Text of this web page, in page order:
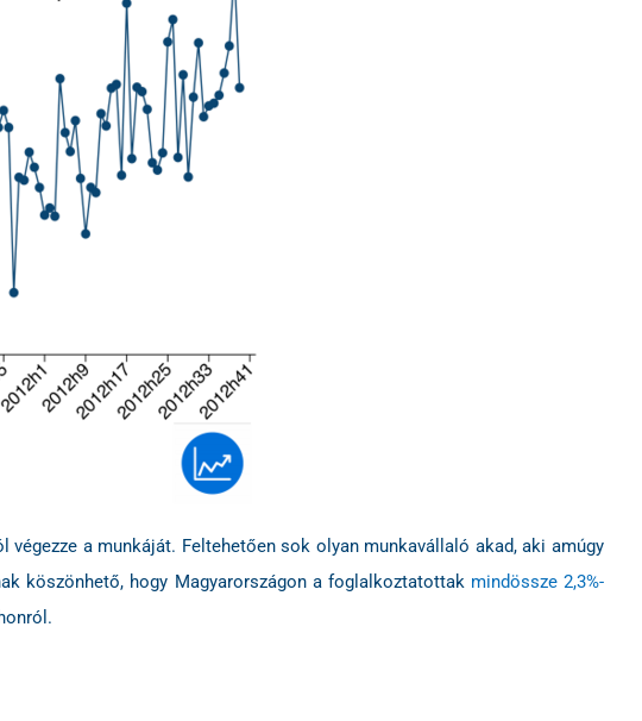
a munkáját. Feltehetően sok olyan munkavállaló akad, aki amúgy
köszönhető, hogy Magyarországon a foglalkoztatottak mindössze 2,3%-